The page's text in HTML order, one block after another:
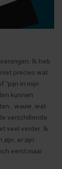
Ik heb
precies wat
“pijn in mijn
kunnen
wauw, wat
verschillende
veel verder. Ik
zijn
eerst maar